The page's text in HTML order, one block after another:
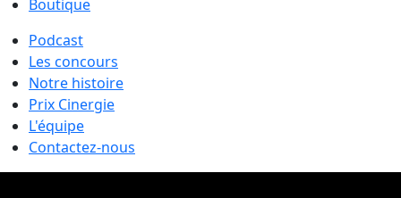
Boutique
Podcast
Les concours
Notre histoire
Prix Cinergie
L'équipe
Contactez-nous